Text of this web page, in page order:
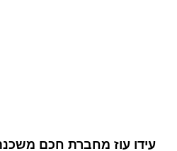
עידו עוז מחברת חכם